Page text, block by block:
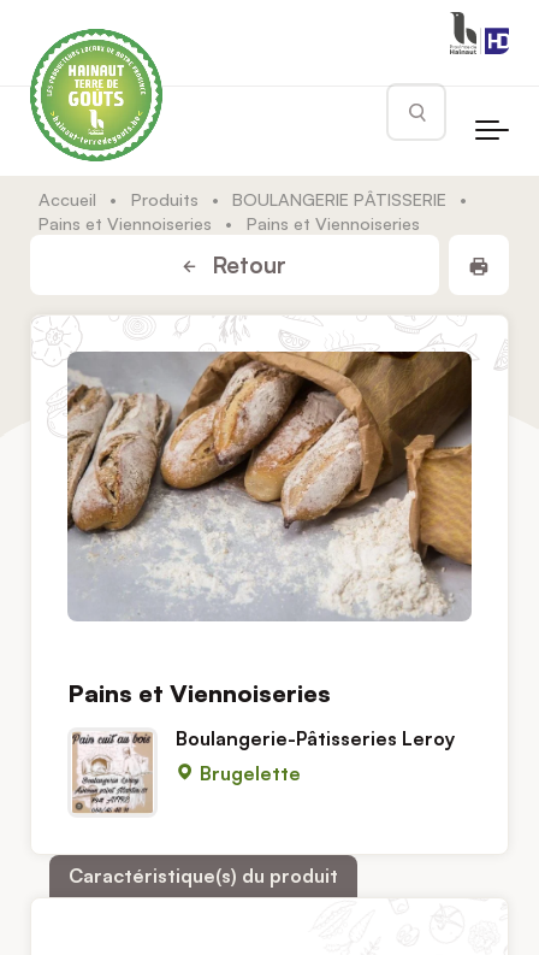
Rechercher
Accueil • Produits • BOULANGERIE PÂTISSERIE
•
Pains et Viennoiseries
• Pains et Viennoiseries
Retour
Pains et Viennoiseries
Boulangerie-Pâtisseries Leroy
Brugelette
Caractéristique(s) du produit